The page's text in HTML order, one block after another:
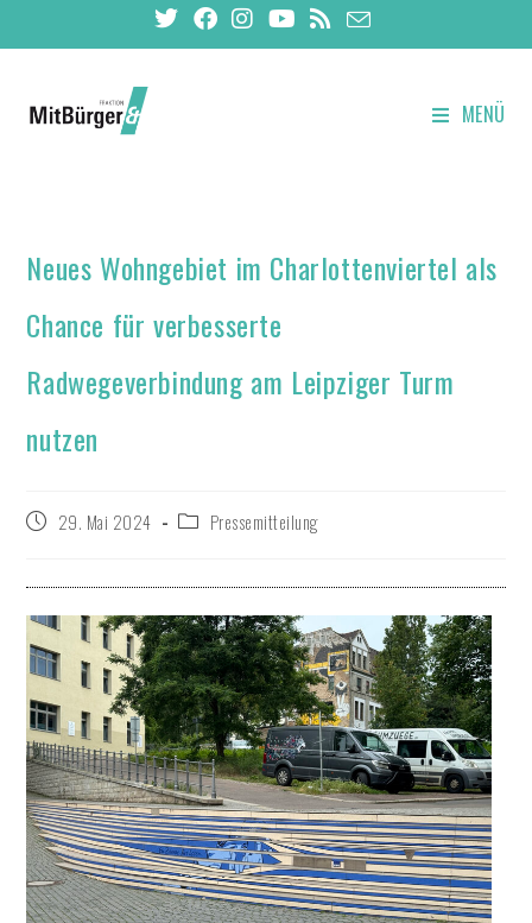
MENÜ
Neues Wohngebiet im Charlottenviertel als
Chance für verbesserte
Radwegeverbindung am Leipziger Turm
nutzen
29. Mai 2024 Pressemitteilung